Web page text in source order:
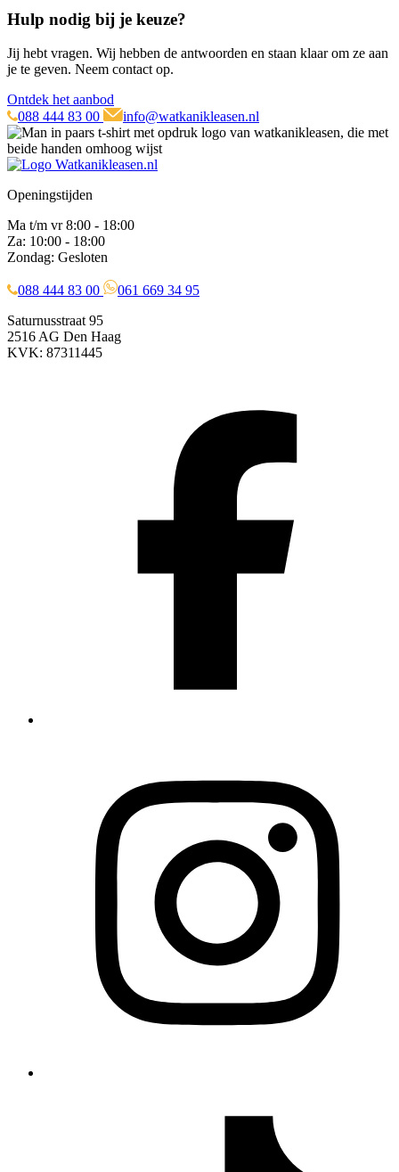
Hulp nodig bij je keuze?
Jij hebt vragen. Wij hebben de antwoorden en staan klaar om ze aan
je te geven. Neem contact op.
Ontdek het aanbod
088 444 83 00
info@watkanikleasen.nl
Openingstijden
Ma t/m vr 8:00 - 18:00
Za: 10:00 - 18:00
Zondag: Gesloten
088 444 83 00
061 669 34 95
Saturnusstraat 95
2516 AG Den Haag
KVK: 87311445